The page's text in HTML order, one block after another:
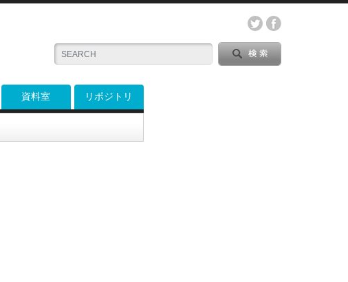
資料室 リポジトリ